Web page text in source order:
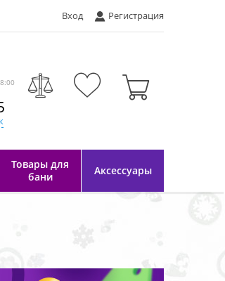
Вход Регистрация
Товары для
бани
Аксессуары